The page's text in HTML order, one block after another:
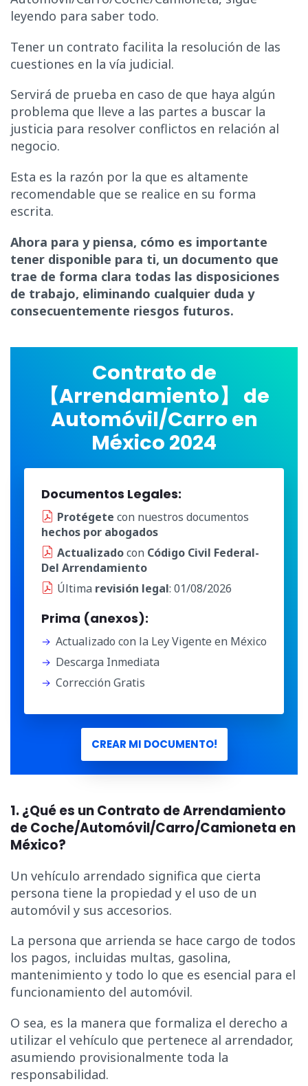
leyendo para saber todo.
Tener un contrato facilita la resolución de las
cuestiones en la vía judicial.
Servirá de prueba en caso de que haya algún
problema que lleve a las partes a buscar la
justicia para resolver conflictos en relación al
negocio.
Esta es la razón por la que es altamente
recomendable que se realice en su forma
escrita.
Ahora para y piensa, cómo es importante
tener disponible para ti, un documento que
trae de forma clara todas las disposiciones
de trabajo, eliminando cualquier duda y
consecuentemente riesgos futuros.
Contrato de
【Arrendamiento】 de
Automóvil/Carro en
México 2024
Documentos Legales:
Protégete con nuestros documentos
hechos por abogados
Actualizadocon Código Civil Federal-
Del Arrendamiento
Última revisión legal: 01/08/2026
Prima (anexos):
Actualizado con la Ley Vigente en México
Descarga Inmediata
Corrección Gratis
CREAR MI DOCUMENTO!
1. ¿Qué es un Contrato de Arrendamiento
de Coche/Automóvil/Carro/Camioneta en
México?
Un vehículo arrendado significa que cierta
persona tiene la propiedad y el uso de un
automóvil y sus accesorios.
La persona que arrienda se hace cargo de todos
los pagos, incluidas multas, gasolina,
mantenimiento y todo lo que es esencial para el
funcionamiento del automóvil.
O sea, es la manera que formaliza el derecho a
utilizar el vehículo que pertenece al arrendador,
asumiendo provisionalmente toda la
responsabilidad.